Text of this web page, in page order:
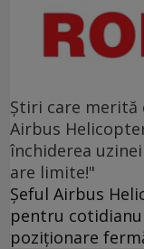
Ştiri care merită
Airbus
închiderea
are limite!"
Șeful Airbus
pentru
poziţionare